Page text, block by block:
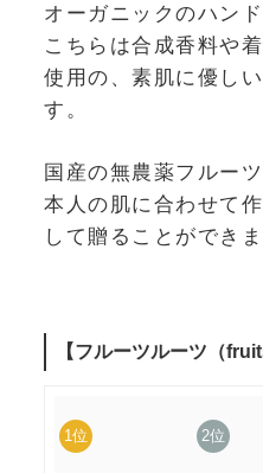
オーガニックのハン
こちらは合成香料や
使用の、素肌に優し
す。
国産の無農薬フルー
本人の肌に合わせて
して贈ることができま